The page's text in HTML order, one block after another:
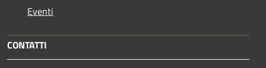
Eventi
CONTATTI